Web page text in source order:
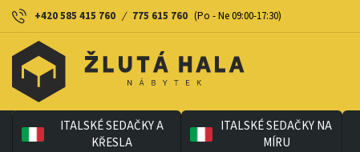
+420 585 415 760 / 775 615 760 (Po - Ne 09:00-17:30)
ITALSKÉ SEDAČKY A
KŘESLA
ITALSKÉ SEDAČKY NA
MÍRU